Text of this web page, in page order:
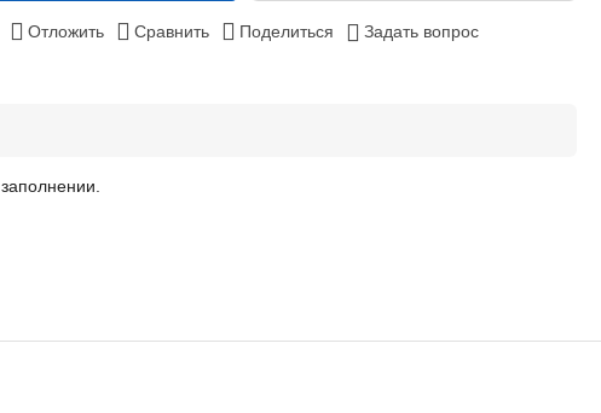
Отложить Сравнить Поделиться Задать вопрос